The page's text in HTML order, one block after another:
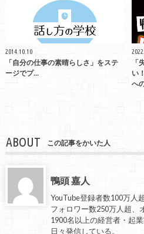
2014.10.10
「自分の仕事の素晴らしさ」をステ
ージでプ...
「
い
へ
ABOUT この記事をかいた人
鴨頭 嘉人
YouTube登録者数100万人
フォロワー数250万人超、
1900名以上の経営者・起
日々発信している。